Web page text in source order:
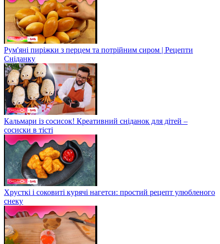
Рум'яні пиріжки з перцем та потрійним сиром | Рецепти
Сніданку
Кальмари із сосисок! Креативний сніданок для дітей –
сосиски в тісті
Хрусткі і соковиті курячі нагетси: простий рецепт улюбленого
снеку